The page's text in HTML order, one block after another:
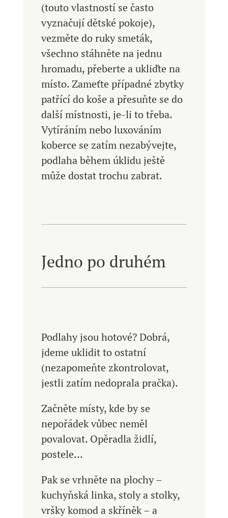
(touto vlastností se často
vyznačují dětské pokoje),
vezměte do ruky smeták,
všechno stáhněte na jednu
hromadu, přeberte a ukliďte na
místo. Zameťte případné zbytky
patřící do koše a přesuňte se do
další místnosti, je-li to třeba.
Vytíráním nebo luxováním
koberce se zatím nezabývejte,
podlaha během úklidu ještě
může dostat trochu zabrat.
Jedno po druhém
Podlahy jsou hotové? Dobrá,
jdeme uklidit to ostatní
(nezapomeňte zkontrolovat,
jestli zatím nedoprala pračka).
Začněte místy, kde by se
nepořádek vůbec neměl
povalovat. Opěradla židlí,
postele…
Pak se vrhněte na plochy –
kuchyňská linka, stoly a stolky,
vršky komod a skříněk – a